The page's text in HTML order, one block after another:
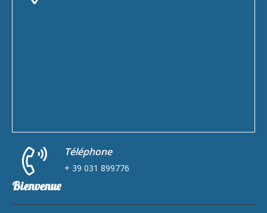
Téléphone
+ 39 031 899776
Bienvenue